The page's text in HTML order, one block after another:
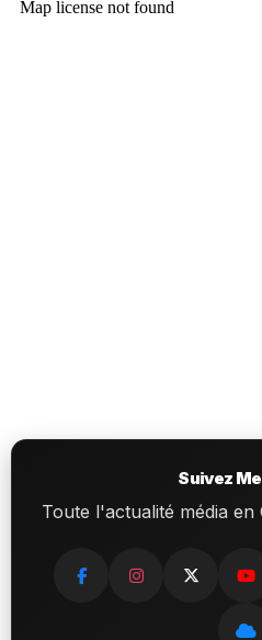
Suivez
Toute l'actualité média